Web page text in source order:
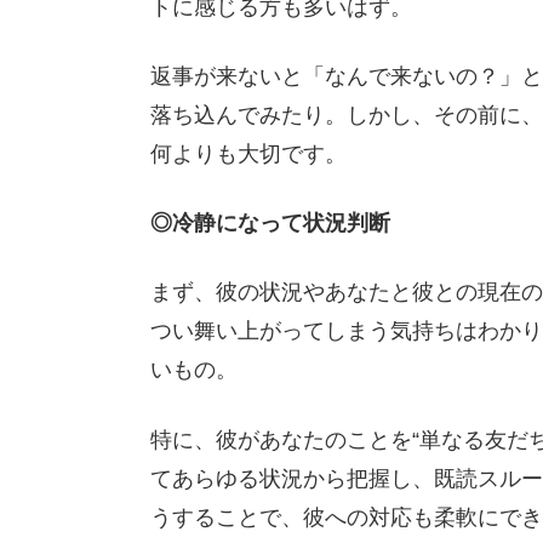
トに感じる方も多いはず。
返事が来ないと「なんで来ないの？」
落ち込んでみたり。しかし、その前に
何よりも大切です。
◎冷静になって状況判断
まず、彼の状況やあなたと彼との現在
つい舞い上がってしまう気持ちはわか
いもの。
特に、彼があなたのことを“単なる友
てあらゆる状況から把握し、既読スル
うすることで、彼への対応も柔軟にで